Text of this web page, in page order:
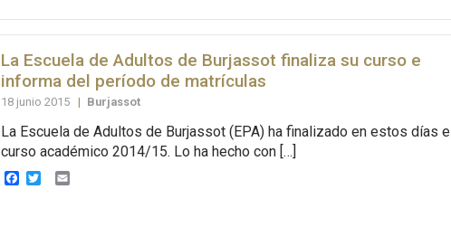
La Escuela de Adultos de Burjassot finaliza su curso e
informa del período de matrículas
18 junio 2015 | Burjassot
La Escuela de Adultos de Burjassot (EPA) ha finalizado en estos días el
curso académico 2014/15. Lo ha hecho con […]
Facebook
Twitter